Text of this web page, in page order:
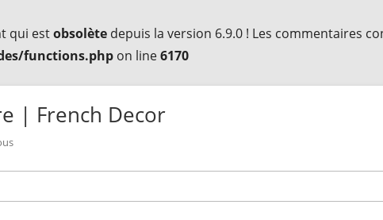
qui estobsolète depuis la version 6.9.0 ! Les commentaires
functions.php on line6170
| French Decor